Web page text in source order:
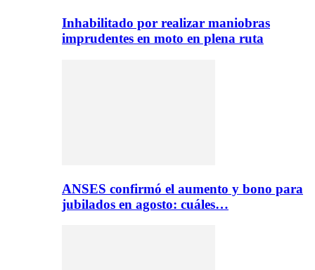
Inhabilitado por realizar maniobras
imprudentes en moto en plena ruta
ANSES confirmó el aumento y bono para
jubilados en agosto: cuáles…